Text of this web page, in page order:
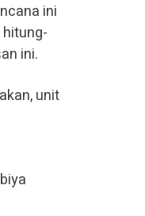
ini
ini.
unit